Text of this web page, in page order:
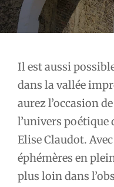
Il est aussi
dans la vallée
aurez l’occasion
l’univers poétique
Elise Claudot.
éphémères en
plus loin dans
Navigation
de
l’article